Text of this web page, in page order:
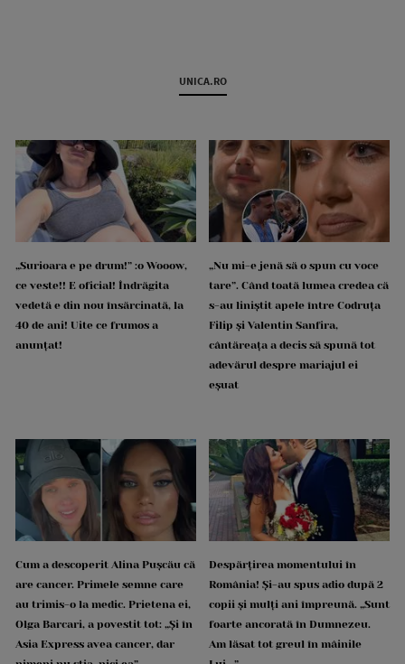
UNICA.RO
„Surioara e pe drum!” :o Wooow,
ce veste!! E oficial! Îndrăgita
vedetă e din nou însărcinată, la
40 de ani! Uite ce frumos a
anunțat!
„Nu mi-e jenă să o spun cu voce
tare”. Când toată lumea credea că
s-au liniștit apele între Codruța
Filip și Valentin Sanfira,
cântăreața a decis să spună tot
adevărul despre mariajul ei
eșuat
Cum a descoperit Alina Pușcău că
are cancer. Primele semne care
au trimis-o la medic. Prietena ei,
Olga Barcari, a povestit tot: „Și în
Asia Express avea cancer, dar
Despărțirea momentului în
România! Și-au spus adio după 2
copii și mulți ani împreună. „Sunt
foarte ancorată în Dumnezeu.
Am lăsat tot greul în mâinile